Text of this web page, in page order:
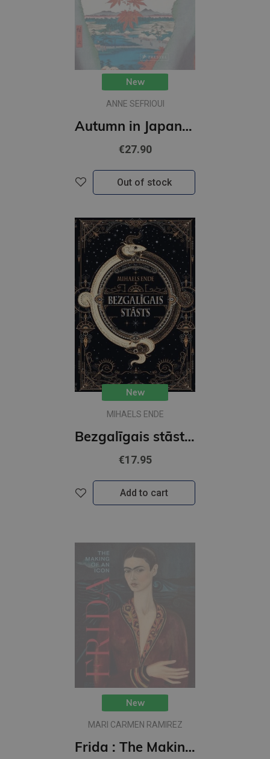
New
ANNE SEFRIOUI
Autumn in Japan : Woodblock Prints by Hokusai, Hiroshige and Other Artists (accordion-fold)
€27.90
Out of stock
New
MIHAELS ENDE
Bezgalīgais stāsts (MV)
€17.95
Add to cart
New
MARI CARMEN RAMIREZ
Frida : The Making of an Icon